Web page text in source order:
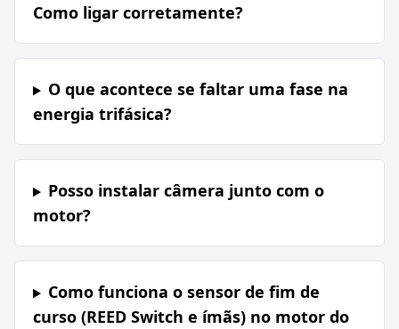
Como ligar corretamente?
O que acontece se faltar uma fase na
energia trifásica?
Posso instalar câmera junto com o
motor?
Como funciona o sensor de fim de
curso (REED Switch e ímãs) no motor do